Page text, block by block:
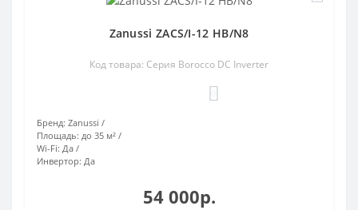
Zanussi ZACS/I-12 HB/N8
Код товара: Серия Borocco DC Inverter
Бренд: Zanussi
Площадь: до 35 м²
Wi-Fi: Да
Инвертор: Да
54 000р.